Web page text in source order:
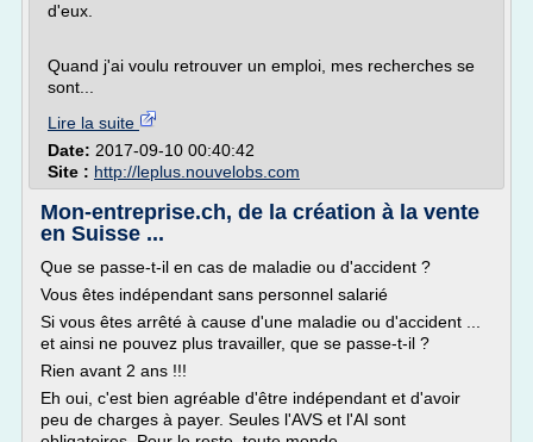
d'eux.
Quand j'ai voulu retrouver un emploi, mes recherches se
sont...
Lire la suite
Date: 2017-09-10 00:40:42
Site : http://leplus.nouvelobs.com
Mon-entreprise.ch, de la création à la vente
en Suisse ...
Que se passe-t-il en cas de maladie ou d'accident ?
Vous êtes indépendant sans personnel salarié
Si vous êtes arrêté à cause d'une maladie ou d'accident ...
et ainsi ne pouvez plus travailler, que se passe-t-il ?
Rien avant 2 ans !!!
Eh oui, c'est bien agréable d'être indépendant et d'avoir
peu de charges à payer. Seules l'AVS et l'AI sont